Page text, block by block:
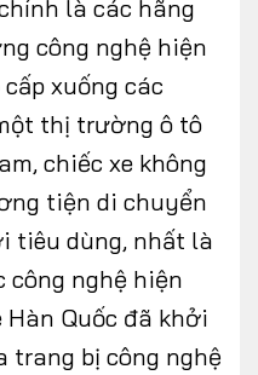
là các hãng
công nghệ hiện
xuống các
thị trường ô tô
chiếc xe không
tiện di chuyển
tiêu dùng, nhất là
nghệ hiện
Hàn Quốc đã khởi
trang bị công nghệ